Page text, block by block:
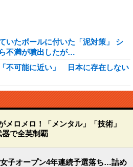
いたボールに付いた「泥対策」 シ
不満が噴出したが…
不可能に近い」 日本に存在しない
メロメロ！「メンタル」「技術」
器で全英制覇
子オープン4年連続予選落ち…詰め